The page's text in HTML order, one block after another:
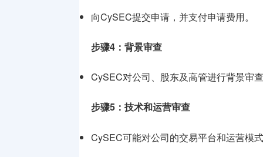
向CySEC提交申请，并支付申请费用。
步骤4：背景审查
CySEC对公司、股东及高管进行背景审
步骤5：技术和运营审查
CySEC可能对公司的交易平台和运营模